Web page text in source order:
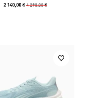
2 140,00 ₴4 290,00 ₴